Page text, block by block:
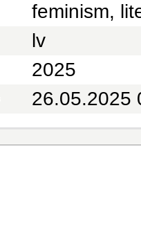
feminism,
lv
2025
26.05.2025